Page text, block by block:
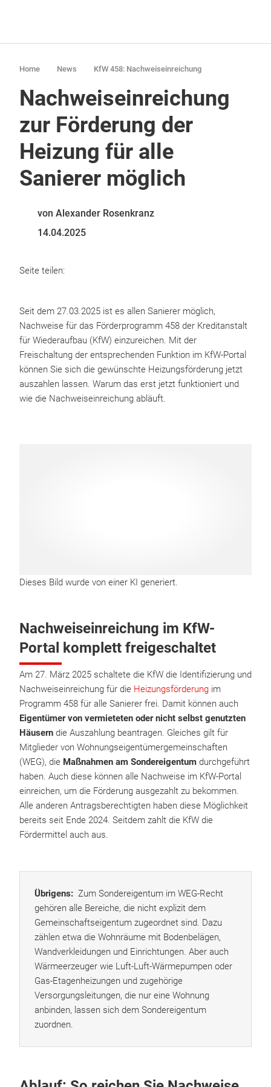
Home News KfW 458: Nachweiseinreichung
Nachweiseinreichung
zur Förderung der
Heizung für alle
Sanierer möglich
von Alexander Rosenkranz
14.04.2025
Seite teilen:
Seit dem 27.03.2025 ist es allen Sanierer möglich,
Nachweise für das Förderprogramm 458 der Kreditanstalt
für Wiederaufbau (KfW) einzureichen. Mit der
Freischaltung der entsprechenden Funktion im KfW-Portal
können Sie sich die gewünschte Heizungsförderung jetzt
auszahlen lassen. Warum das erst jetzt funktioniert und
wie die Nachweiseinreichung abläuft.
Dieses Bild wurde von einer KI generiert.
Nachweiseinreichung im KfW-
Portal komplett freigeschaltet
Am 27. März 2025 schaltete die KfW die Identifizierung und
Nachweiseinreichung für die Heizungsförderung im
Programm 458 für alle Sanierer frei. Damit können auch
Eigentümer von vermieteten oder nicht selbst genutzten
Häusern die Auszahlung beantragen. Gleiches gilt für
Mitglieder von Wohnungseigentümergemeinschaften
(WEG), die Maßnahmen am Sondereigentum durchgeführt
haben. Auch diese können alle Nachweise im KfW-Portal
einreichen, um die Förderung ausgezahlt zu bekommen.
Alle anderen Antragsberechtigten haben diese Möglichkeit
bereits seit Ende 2024. Seitdem zahlt die KfW die
Fördermittel auch aus.
Übrigens: Zum Sondereigentum im WEG-Recht
gehören alle Bereiche, die nicht explizit dem
Gemeinschaftseigentum zugeordnet sind. Dazu
zählen etwa die Wohnräume mit Bodenbelägen,
Wandverkleidungen und Einrichtungen. Aber auch
Wärmeerzeuger wie Luft-Luft-Wärmepumpen oder
Gas-Etagenheizungen und zugehörige
Versorgungsleitungen, die nur eine Wohnung
anbinden, lassen sich dem Sondereigentum
zuordnen.